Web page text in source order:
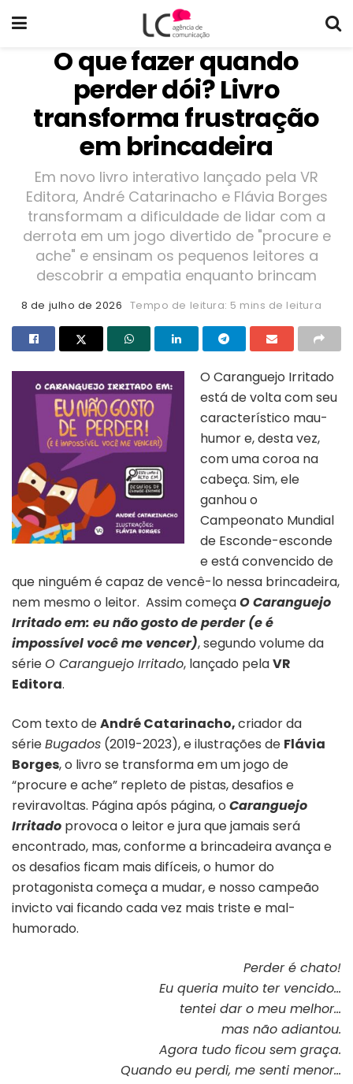
O que fazer quando
perder dói? Livro
transforma frustração
em brincadeira
Em novo livro interativo lançado pela VR
Editora, André Catarinacho e Flávia Borges
transformam a dificuldade de lidar com a
derrota em um jogo divertido de "procure e
ache" e ensinam os pequenos leitores a
descobrir a empatia enquanto brincam
8 de julho de 2026 Tempo de leitura: 5 mins de leitura
O Caranguejo Irritado
está de volta com seu
característico mau-
humor e, desta vez,
com uma coroa na
cabeça. Sim, ele
ganhou o
Campeonato Mundial
de Esconde-esconde
e está convencido de
que ninguém é capaz de vencê-lo nessa brincadeira,
nem mesmo o leitor. Assim começaO Caranguejo
Irritado em: eu não gosto de perder (e é
impossível você me vencer), segundo volume da
sérieO Caranguejo Irritado, lançado pelaVR
Editora.
Com texto deAndré Catarinacho,criador da
sérieBugados (2019-2023), e ilustrações de Flávia
Borges, o livro se transforma em um jogo de
“procure e ache” repleto de pistas, desafios e
reviravoltas. Página após página, o Caranguejo
Irritado provoca o leitor e jura que jamais será
encontrado, mas, conforme a brincadeira avança e
os desafios ficam mais difíceis, o humor do
protagonista começa a mudar, e nosso campeão
invicto vai ficando cada vez mais triste e mal-
humorado.
Perder é chato!
Eu queria muito ter vencido…
tentei dar o meu melhor…
mas não adiantou.
Agora tudo ficou sem graça.
Quando eu perdi, me senti menor…